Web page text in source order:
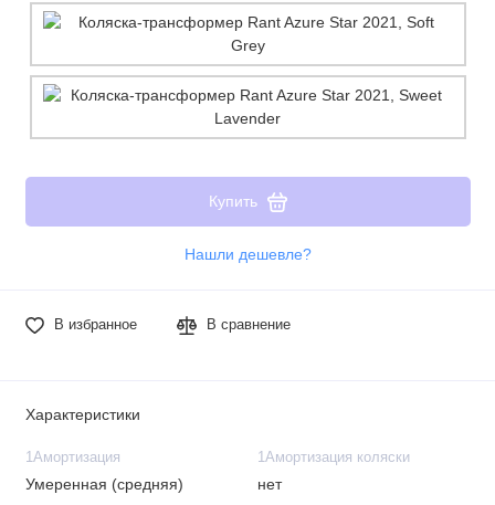
Купить
Нашли дешевле?
В избранное В сравнение
Характеристики
1Амортизация
Умеренная (средняя)
1Амортизация коляски
нет